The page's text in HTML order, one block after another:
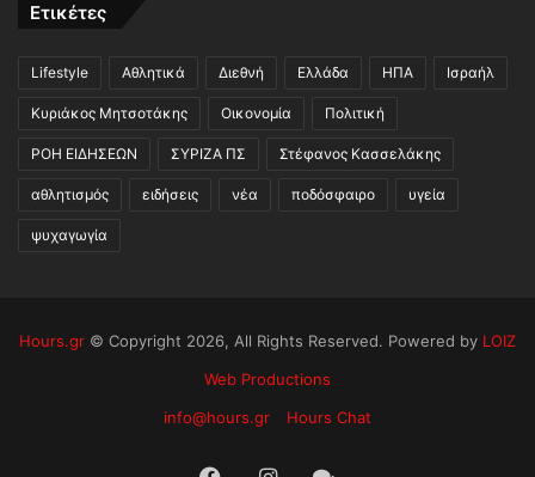
Ετικέτες
Lifestyle Αθλητικά Διεθνή Ελλάδα ΗΠΑ Ισραήλ
Κυριάκος Μητσοτάκης Οικονομία Πολιτική
ΡΟΗ ΕΙΔΗΣΕΩΝ ΣΥΡΙΖΑ ΠΣ Στέφανος Κασσελάκης
αθλητισμός ειδήσεις νέα ποδόσφαιρο υγεία
ψυχαγωγία
Hours.gr © Copyright 2026, All Rights Reserved. Powered by LOIZ
Web Productions
info@hours.gr
Hours Chat